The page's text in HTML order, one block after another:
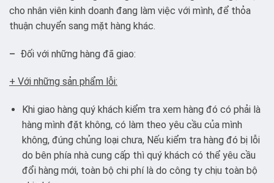
cho nhân viên kinh doanh đang làm việc với mình, để thỏa
thuận chuyển sang mặt hàng khác.
– Đối với những hàng đã giao:
+ Với những sản phẩm lỗi:
Khi giao hàng quý khách kiểm tra xem hàng đó có phải là
hàng mình đặt không, có làm theo yêu cầu của mình
không, đúng chủng loại chưa, Nếu kiểm tra hàng đó bị lỗi
do bên phía nhà cung cấp thì quý khách có thể yêu cầu
đổi hàng mới, toàn bộ chi phí là do công ty chịu toàn bộ